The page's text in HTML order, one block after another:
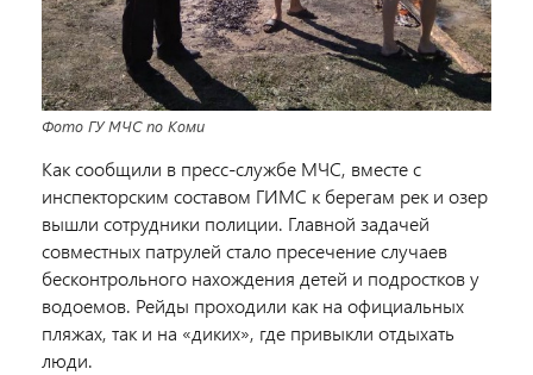
Фото ГУ МЧС по Коми
Как сообщили в пресс-службе МЧС, вместе с
инспекторским составом ГИМС к берегам рек и озер
вышли сотрудники полиции. Главной задачей
совместных патрулей стало пресечение случаев
бесконтрольного нахождения детей и подростков у
водоемов. Рейды проходили как на официальных
пляжах, так и на «диких», где привыкли отдыхать
люди.